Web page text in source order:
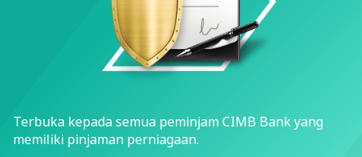
Terbuka kepada semua peminjam CIMB Bank yang
memiliki pinjaman perniagaan.